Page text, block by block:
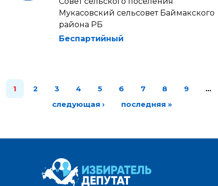
Мукасовский сельсовет Баймакского
района РБ
Беспартийный
1 2 3 4 5 6 7 8 9
…
следующая ›
последняя »